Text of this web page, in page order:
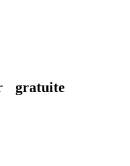
gratuite